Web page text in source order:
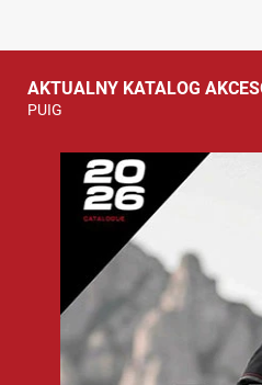
AKTUALNY KATALOG
PUIG